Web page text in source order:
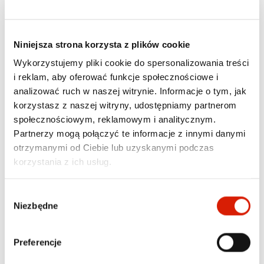
Niniejsza strona korzysta z plików cookie
Wykorzystujemy pliki cookie do spersonalizowania treści
i reklam, aby oferować funkcje społecznościowe i
analizować ruch w naszej witrynie. Informacje o tym, jak
korzystasz z naszej witryny, udostępniamy partnerom
społecznościowym, reklamowym i analitycznym.
Partnerzy mogą połączyć te informacje z innymi danymi
otrzymanymi od Ciebie lub uzyskanymi podczas
korzystania z ich usług.
zgody
Niezbędne
Preferencje
ALKOMAT
ELEKTRONICZNY XBLITZ
SPIRIT 2
99,00 zł lub 19 600 pkt
Motoryzacja
XBLITZ GO3
309,00 zł lub 61 600 pkt
Cena regularna:
349,00 zł
obniżką: 329,00 zł